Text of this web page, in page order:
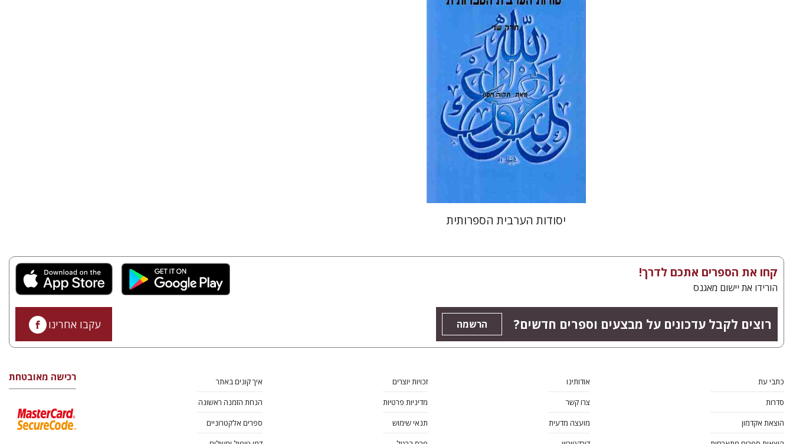
הנחת אתר ספר מודפס
$36
$32
יסודות הערבית הספרותית
קחו את הספרים אתכם לדרך!
הורידו את יישום מאגנס
רוצים לקבל עדכונים על מבצעים וספרים חדשים? הרשמה עקבו אחרינו
כתבי עת
סדרות
הוצאת אקדמון
אודותינו
צרו קשר
מועצה מדעית
זכויות יוצרים
מדיניות פרטיות
תנאי שימוש
איך קונים באתר
הנחת הזמנה ראשונה
ספרים אלקטרוניים
רכישה מאובטחת